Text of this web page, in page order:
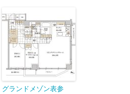
グランドメゾン表参